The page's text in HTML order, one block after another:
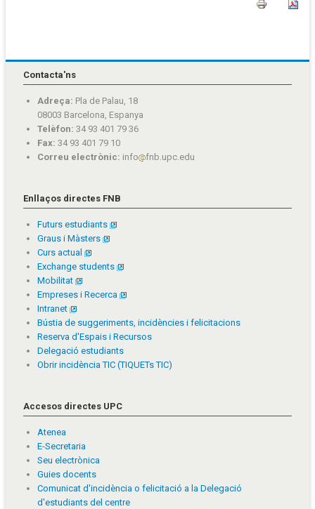
Contacta'ns
Adreça: Pla de Palau, 18
08003 Barcelona, Espanya
Telèfon: 34 93 401 79 36
Fax: 34 93 401 79 10
Correu electrònic: info fnb.upc.edu
Enllaços directes FNB
Futurs estudiants
Graus i Màsters
Curs actual
Exchange students
Mobilitat
Empreses i Recerca
Intranet
Bústia de suggeriments, incidències i felicitacions
Reserva d'Espais i Recursos
Delegació estudiants
Obrir incidència TIC (TIQUETs TIC)
Accesos directes UPC
Atenea
E-Secretaria
Seu electrònica
Guies docents
Comunicat d'incidència o felicitació a la Delegació
d'estudiants del centre